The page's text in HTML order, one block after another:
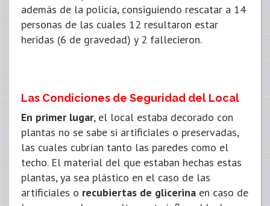
además de la policía, consiguiendo rescatar a 14
personas de las cuales 12 resultaron estar
heridas (6 de gravedad) y 2 fallecieron.
Las Condiciones de Seguridad del Local
En primer lugar, el local estaba decorado con
plantas no se sabe si artificiales o preservadas,
las cuales cubrían tanto las paredes como el
techo. El material del que estaban hechas estas
plantas, ya sea plástico en el caso de las
artificiales o recubiertas de glicerina en caso de